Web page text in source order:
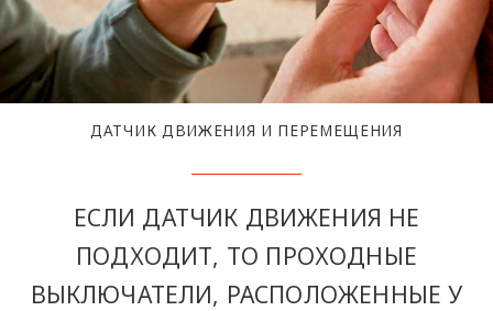
ДАТЧИК ДВИЖЕНИЯ И ПЕРЕМЕЩЕНИЯ
ЕСЛИ ДАТЧИК ДВИЖЕНИЯ НЕ
ПОДХОДИТ, ТО ПРОХОДНЫЕ
ВЫКЛЮЧАТЕЛИ, РАСПОЛОЖЕННЫЕ У